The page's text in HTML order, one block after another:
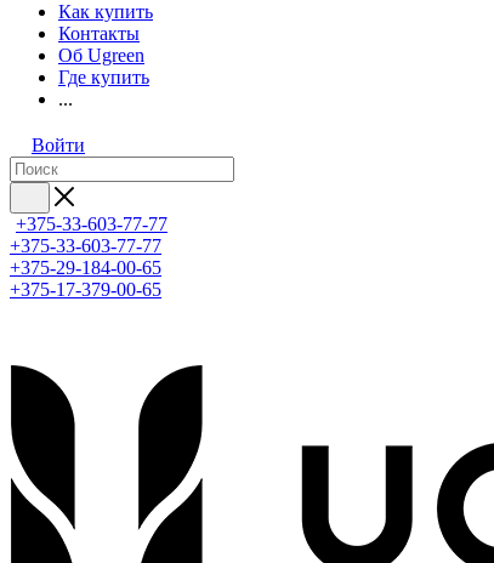
Как купить
Контакты
Об Ugreen
Где купить
...
Войти
+375-33-603-77-77
+375-33-603-77-77
+375-29-184-00-65
+375-17-379-00-65